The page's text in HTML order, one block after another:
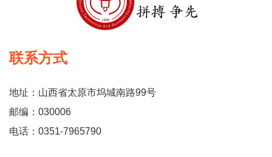
联系方式
地址：山西省太原市坞城南路99号
邮编：030006
电话：0351-7965790